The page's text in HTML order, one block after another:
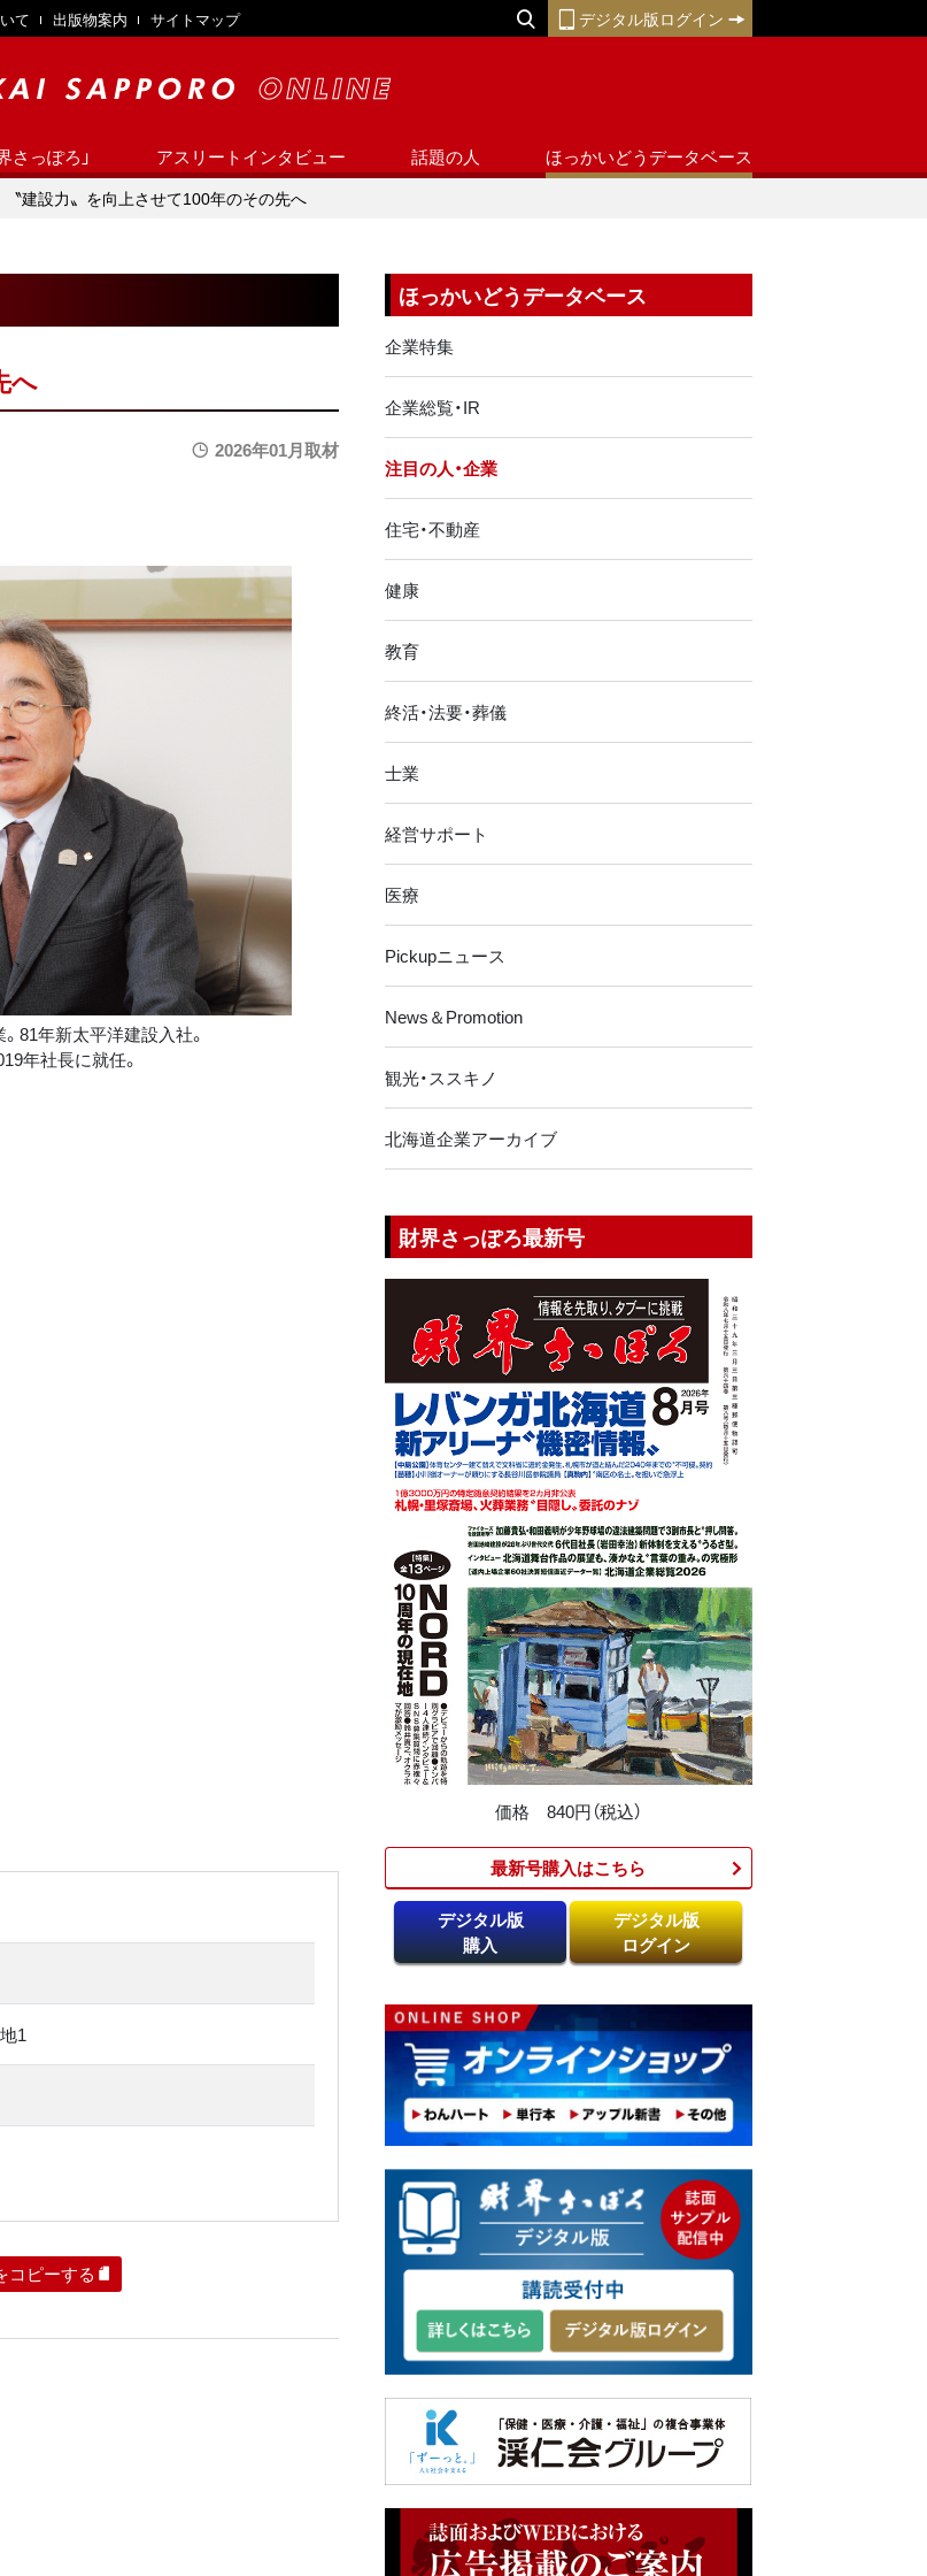
て 出版物案内 サイトマップ デジタル版ログイン
さっぽろ」 アスリートインタビュー 話題の人 ほっかいどうデータベース
〝建設力〟を向上させて100年のその先へ
へ
2026年01月取材
81年新太平洋建設入社。
年社長に就任。
1
コピーする
ほっかいどうデータベース
企業特集
企業総覧・IR
注目の人・企業
住宅・不動産
健康
教育
終活・法要・葬儀
士業
経営サポート
医療
Pickupニュース
News＆Promotion
観光・ススキノ
北海道企業アーカイブ
財界さっぽろ最新号
価格 840円（税込）
最新号購入はこちら​
デジタル版
購入
デジタル版
ログイン